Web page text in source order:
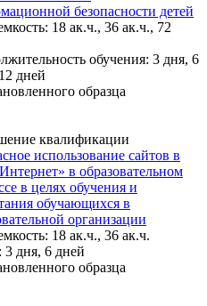
безопасности детей
18 ак.ч., 36 ак.ч., 72
обучения: 3 дня, 6
дней
образца
квалификации
использование сайтов в
в образовательном
в целях обучения и
обучающихся в
организации
18 ак.ч., 36 ак.ч.
3 дня, 6 дней
образца